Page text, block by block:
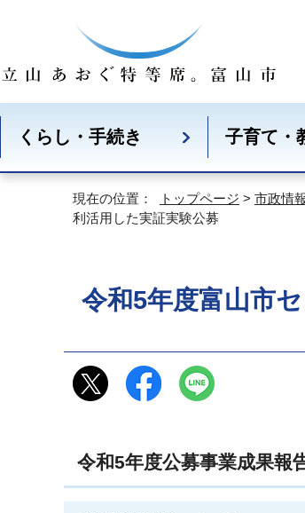
くらし・手続き 子育て・
現在の位置： トップページ > 市政情
利活用した実証実験公募
令和5年度富山市
令和5年度公募事業成果報